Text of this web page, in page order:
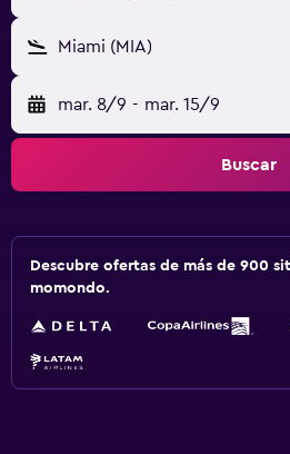
Miami (MIA)
mar. 8/9 - mar. 15/9
Buscar
Descubre ofertas de más de 900
momondo.